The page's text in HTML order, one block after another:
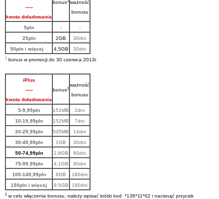
-----
kwota doładowania
bonus ważność
bonusu
5pln -
-
25pln
2GB
30dni
50pln i więcej
4,5GB 30dni
1 bonus w promocji do 30 czerwca 2013r
iPlus
-----
kwota doładowania
bonus1
ważność
bonusu
5-9,99pln 151MB
2dni
10-19,99pln
152MB
7dni
20-29,99pln
505MB
14dni
30-49,99pln
1GB
30dni
50-74,99pln
2,8GB
60dni
75-99,99pln
4,1GB
90dni
100-149,99pln
6GB
180dni
150pln i więcej
9,5GB 180dni
1 w celu włączenia bonusu, należy wpisać krótki kod *136*11*02 i nacisnąć przycisk